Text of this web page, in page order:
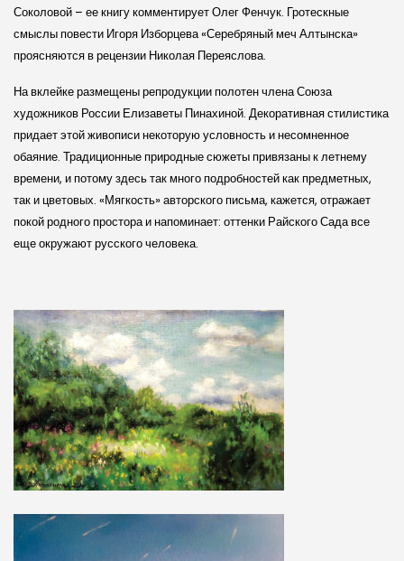
Соколовой – ее книгу комментирует Олег Фенчук. Гротескные
смыслы повести Игоря Изборцева «Серебряный меч Алтынска»
проясняются в рецензии Николая Переяслова.
На вклейке размещены репродукции полотен члена Союза
художников России Елизаветы Пинахиной. Декоративная стилистика
придает этой живописи некоторую условность и несомненное
обаяние. Традиционные природные сюжеты привязаны к летнему
времени, и потому здесь так много подробностей как предметных,
так и цветовых. «Мягкость» авторского письма, кажется, отражает
покой родного простора и напоминает: оттенки Райского Сада все
еще окружают русского человека.